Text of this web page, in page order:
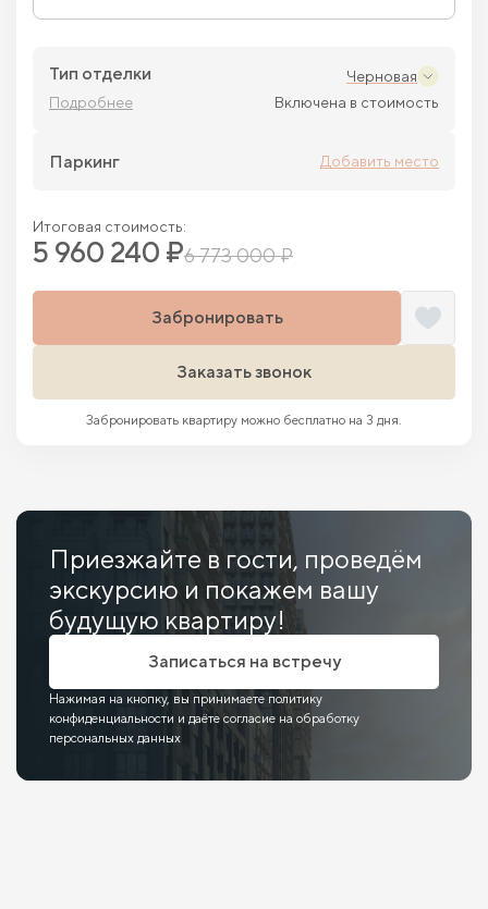
Тип отделки
Черновая
Подробнее
Включена в стоимость
Паркинг Добавить место
Итоговая стоимость:
5 960 240 ₽6 773 000 ₽
Забронировать
Заказать звонок
Забронировать квартиру можно бесплатно на 3 дня.
Приезжайте в гости, проведём
экскурсию и покажем вашу
будущую квартиру!
Записаться на встречу
Нажимая на кнопку, вы принимаете политику
конфиденциальности и даёте согласие на обработку
персональных данных